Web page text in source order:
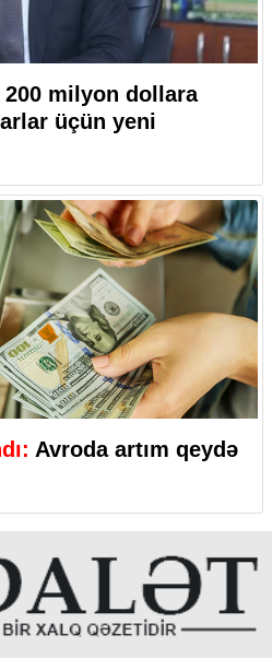
milyon dollara
üçün yeni
Avroda artım qeydə